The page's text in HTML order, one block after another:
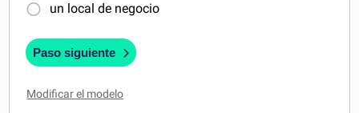
un local de negocio
Paso siguiente
Modificar el modelo